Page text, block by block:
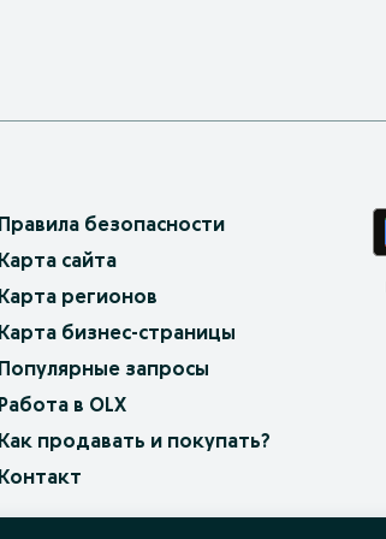
Правила безопасности
Карта сайта
Карта регионов
Карта бизнес-страницы
Популярные запросы
Работа в OLX
Как продавать и покупать?
Контакт